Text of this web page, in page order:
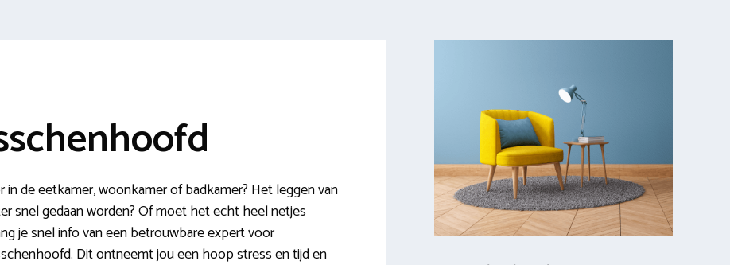
de eetkamer, woonkamer of badkamer? Het leggen van
snel gedaan worden? Of moet het echt heel netjes
je snel info van een betrouwbare expert voor
Dit ontneemt jou een hoop stress en tijd en